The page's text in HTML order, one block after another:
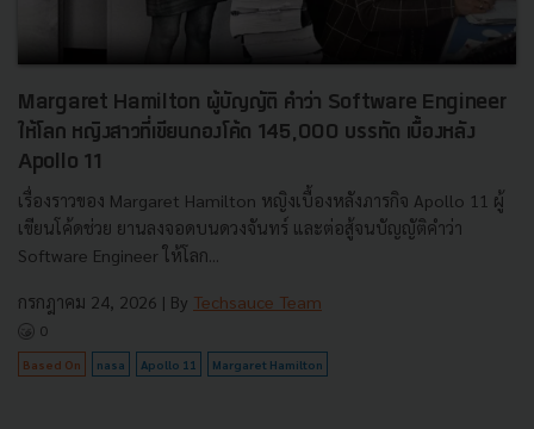
Margaret Hamilton ผู้บัญญัติ คำว่า Software Engineer
ให้โลก หญิงสาวที่เขียนกองโค้ด 145,000 บรรทัด เบื้องหลัง
Apollo 11
เรื่องราวของ Margaret Hamilton หญิงเบื้องหลังภารกิจ Apollo 11 ผู้
เขียนโค้ดช่วย ยานลงจอดบนดวงจันทร์ และต่อสู้จนบัญญัติคำว่า
Software Engineer ให้โลก...
กรกฎาคม 24, 2026 | By Techsauce Team
0
Based On nasa Apollo 11 Margaret Hamilton